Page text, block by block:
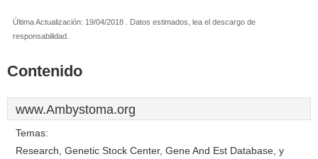
Última Actualización: 19/04/2018 . Datos estimados, lea el descargo de
responsabilidad.
Contenido
www.Ambystoma.org
Temas:
Research, Genetic Stock Center, Gene And Est Database, y